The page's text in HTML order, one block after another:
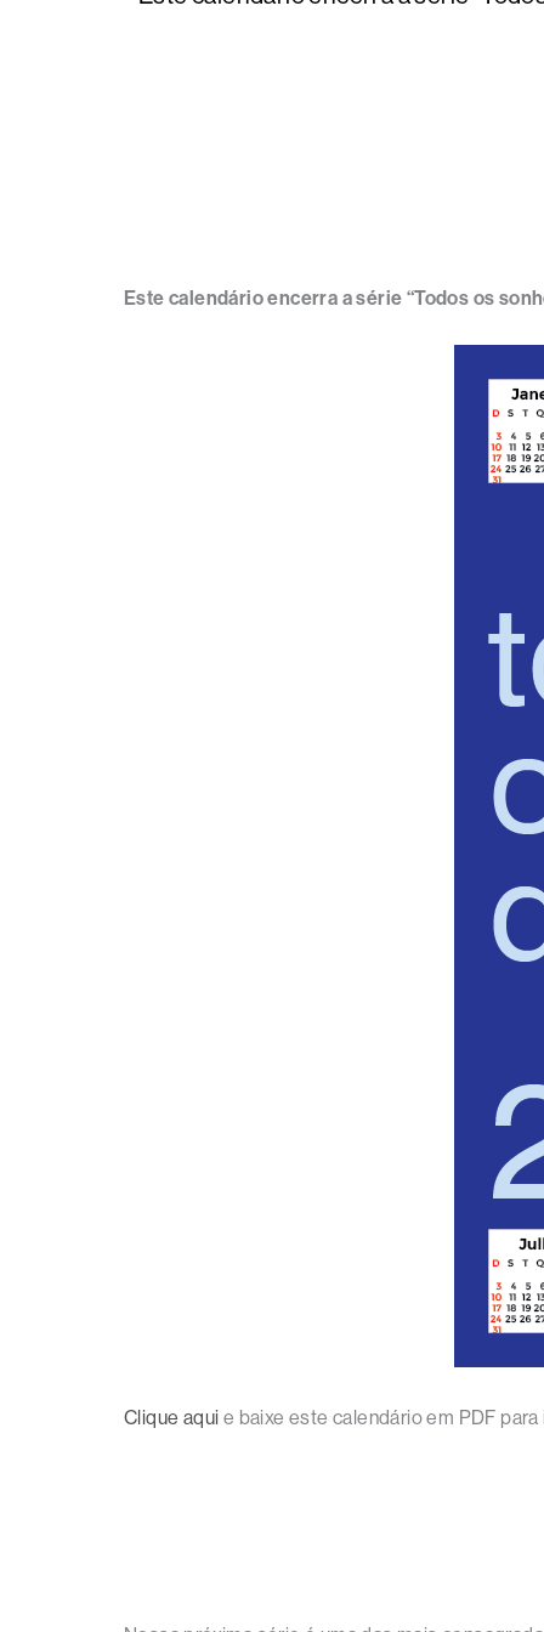
Este calendário encerra a série “Todos os
Clique aqui e baixe este calendário em PDF